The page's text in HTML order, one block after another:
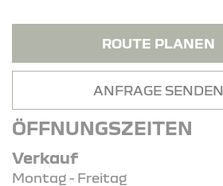
ROUTE PLANEN
ANFRAGE SENDEN
ÖFFNUNGSZEITEN
Verkauf
Montag - Freitag